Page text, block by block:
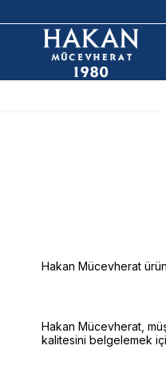
Hakan Mücevherat
Hakan Mücevherat,
kalitesini belgelemek